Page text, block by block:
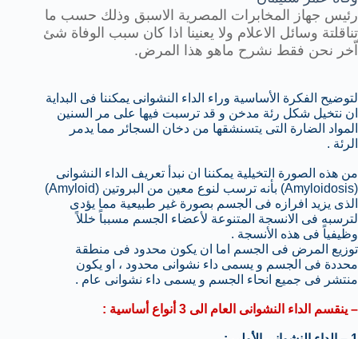
رئيس جهاز المخابرات المصرية الاسبق وذلك حسب ما
تناقلتة وسائل الاعلام ولا يعنينا اذا كان سبب الوفاة شئ
اّخر نحن فقط نشرح ماهو هذا المرض.
لتوضيح الفكرة الأساسية وراء الداء النشوانى يمكننا فى البداية
ان نتخيل شكل رئة مدخن و قد ترسبت فيها على مر السنين
المواد الضارة التى يتسنشقها من دخان السجائر مما يدمر
الرئة .
من هذه الصورة التخيلية يمكننا ان نبدأ تعريف الداء النشوانى
(Amyloidosis) بأنه ترسب لنوع معين من البروتين (Amyloid)
الذى يزيد افرازه فى الجسم بصورة غير طبيعية مما يؤدى
لترسبه فى الانسجة المتنوعة لأعضاء الجسم مسبباً خللاً
وظيفياً فى هذه الأنسجة .
توزيع المرض فى الجسم اما ان يكون محدود فى منطقة
محددة فى الجسم و يسمى داء نشوانى محدود ، او يكون
منتشر فى جميع انحاء الجسم و يسمى داء نشوانى عام .
– ينقسم الداء النشوانى العام الى 3 أنواع أساسية :